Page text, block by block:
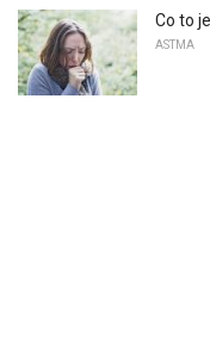
Co to
ASTMA